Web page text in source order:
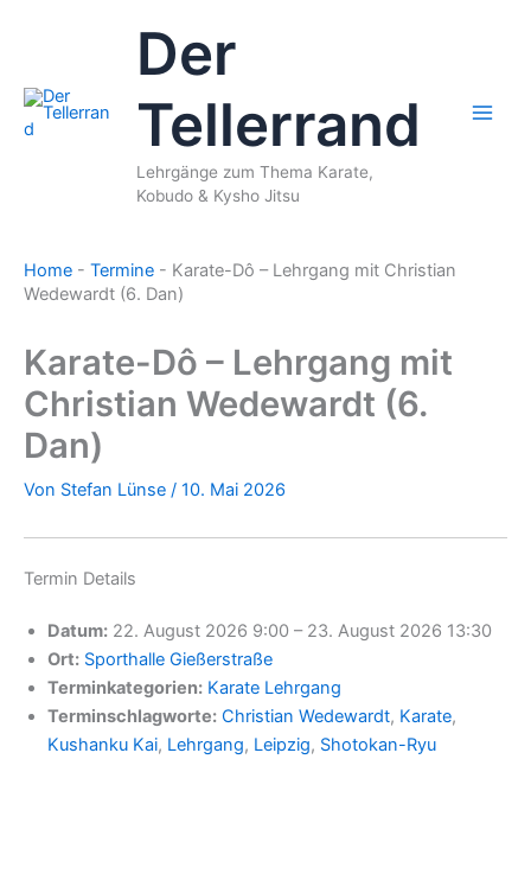
Der
Tellerrand
Lehrgänge zum Thema Karate,
Kobudo & Kysho Jitsu
Home - Termine - Karate-Dô – Lehrgang mit Christian
Wedewardt (6. Dan)
Karate-Dô – Lehrgang mit
Christian Wedewardt (6.
Dan)
Von Stefan Lünse / 10. Mai 2026
Termin Details
Datum: 22. August 2026 9:00 – 23. August 2026 13:30
Ort: Sporthalle Gießerstraße
Terminkategorien: Karate Lehrgang
Terminschlagworte: Christian Wedewardt, Karate,
Kushanku Kai, Lehrgang, Leipzig, Shotokan-Ryu